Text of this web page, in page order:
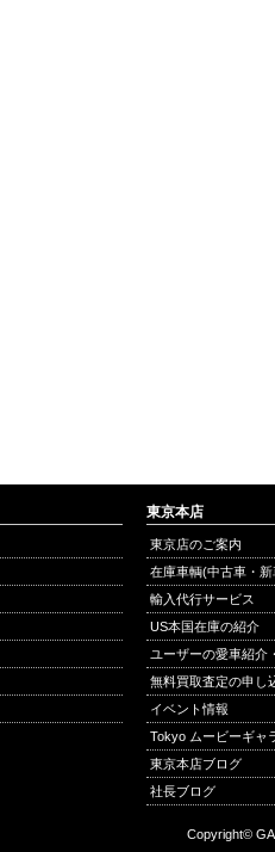
東京本店
東京店のご案内
在庫車輌(中古車・
輸入代行サービス
US本国在庫の紹介
ユーザーの愛車紹介
無料買取査定の申し
イベント情報
Tokyo ムービーギャ
東京本店ブログ
社長ブログ
Copyright©